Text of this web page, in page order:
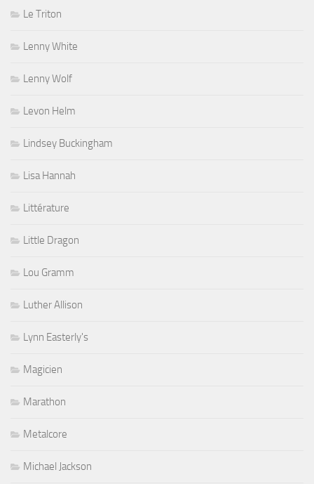
Le Triton
Lenny White
Lenny Wolf
Levon Helm
Lindsey Buckingham
Lisa Hannah
Littérature
Little Dragon
Lou Gramm
Luther Allison
Lynn Easterly's
Magicien
Marathon
Metalcore
Michael Jackson